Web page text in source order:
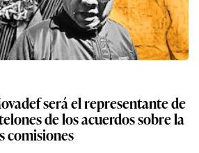
será el representante de
de los acuerdos sobre la
comisiones